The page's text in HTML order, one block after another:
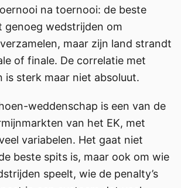
na toernooi: de beste
genoeg wedstrijden om
maar zijn land strandt
of finale. De correlatie met
is sterk maar niet absoluut.
weddenschap is een van de
van het EK, met
variabelen. Het gaat niet
beste spits is, maar ook om wie
speelt, wie de penalty’s